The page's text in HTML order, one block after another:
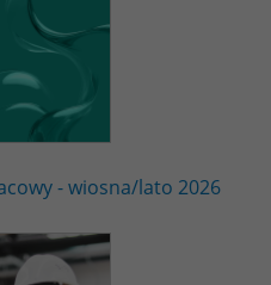
- wiosna/lato 2026